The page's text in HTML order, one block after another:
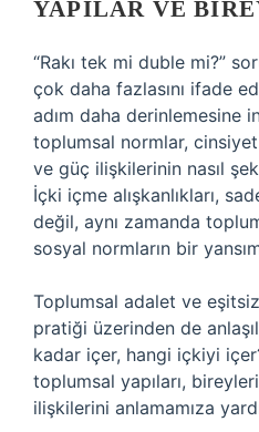
YAPILAR VE
“Rakı tek mi duble mi?”
çok daha fazlasını ifade
adım daha derinlemesine
toplumsal normlar,
ve güç ilişkilerinin nasıl
İçki içme alışkanlıkları,
değil, aynı zamanda
sosyal normların bir
Toplumsal adalet ve
pratiği üzerinden de
kadar içer, hangi içkiyi
toplumsal yapıları,
ilişkilerini anlamamıza